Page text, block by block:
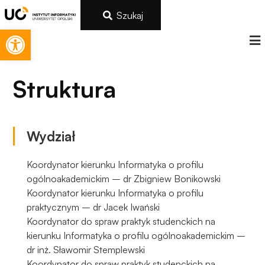
Otwórz pasek narzędzi
Szukaj
Struktura
Wydział
Koordynator kierunku Informatyka o profilu
ogólnoakademickim – dr Zbigniew Bonikowski
Koordynator kierunku Informatyka o profilu
praktycznym – dr Jacek Iwański
Koordynator do spraw praktyk studenckich na
kierunku Informatyka o profilu ogólnoakademickim –
dr inż. Sławomir Stemplewski
Konieczne
Te pliki cookie
nie są
opcjonalne. Są